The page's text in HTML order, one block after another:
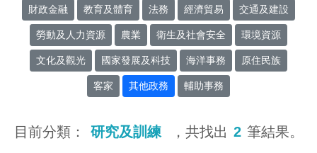
財政金融 教育及體育 法務 經濟貿易 交通及建設
勞動及人力資源 農業 衛生及社會安全 環境資源
文化及觀光 國家發展及科技 海洋事務 原住民族
客家 其他政務 輔助事務
目前分類： 研究及訓練 ，共找出 2 筆結果。